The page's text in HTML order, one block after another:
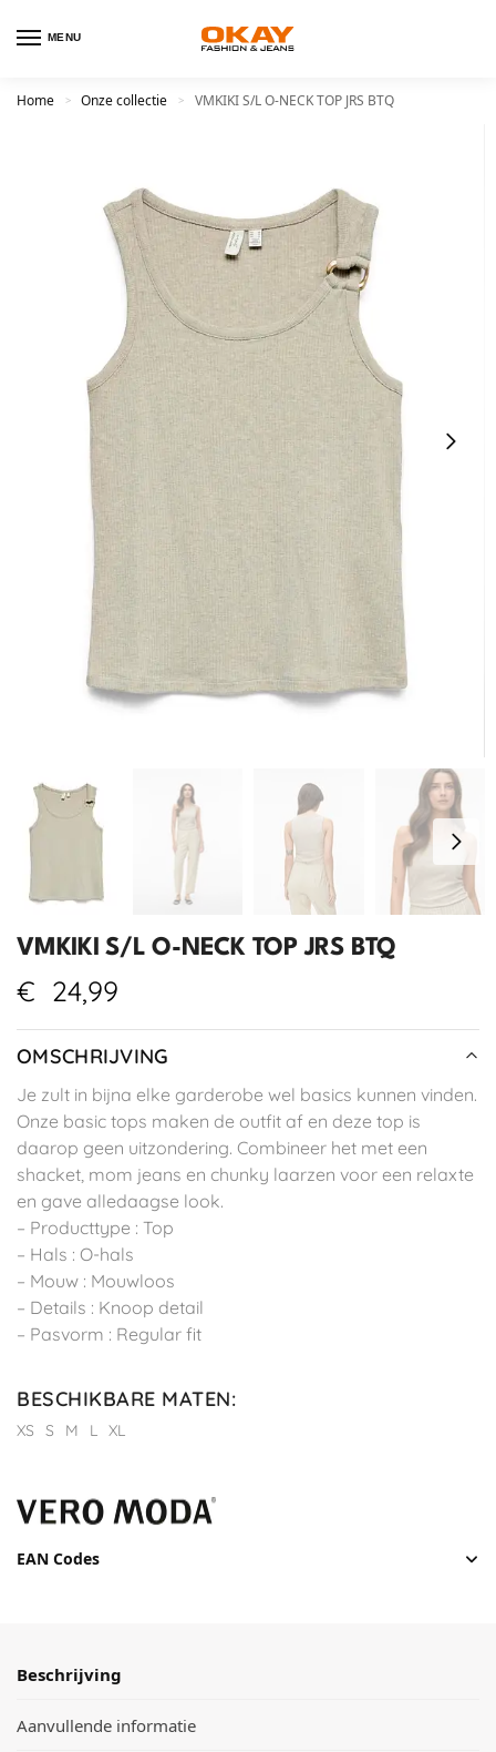
MENU
Home > Onze collectie > VMKIKI S/L O-NECK TOP JRS BTQ
VMKIKI S/L O-NECK TOP JRS BTQ
€ 24,99
OMSCHRIJVING
Je zult in bijna elke garderobe wel basics kunnen vinden.
Onze basic tops maken de outfit af en deze top is
daarop geen uitzondering. Combineer het met een
shacket, mom jeans en chunky laarzen voor een relaxte
en gave alledaagse look.
– Producttype : Top
– Hals : O-hals
– Mouw : Mouwloos
– Details : Knoop detail
– Pasvorm : Regular fit
BESCHIKBARE MATEN:
XS S M L XL
EAN Codes
Beschrijving
Aanvullende informatie